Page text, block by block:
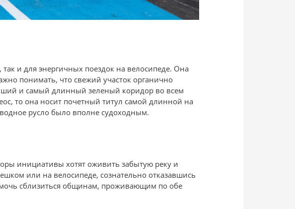
и для энергичных поездок на велосипеде. Она
понимать, что свежий участок органично
и самый длинный зеленый коридор во всем
то она носит почетный титул самой длинной на
водное русло было вполне судоходным.
инициативы хотят оживить забытую реку и
или на велосипеде, сознательно отказавшись
сблизиться общинам, проживающим по обе